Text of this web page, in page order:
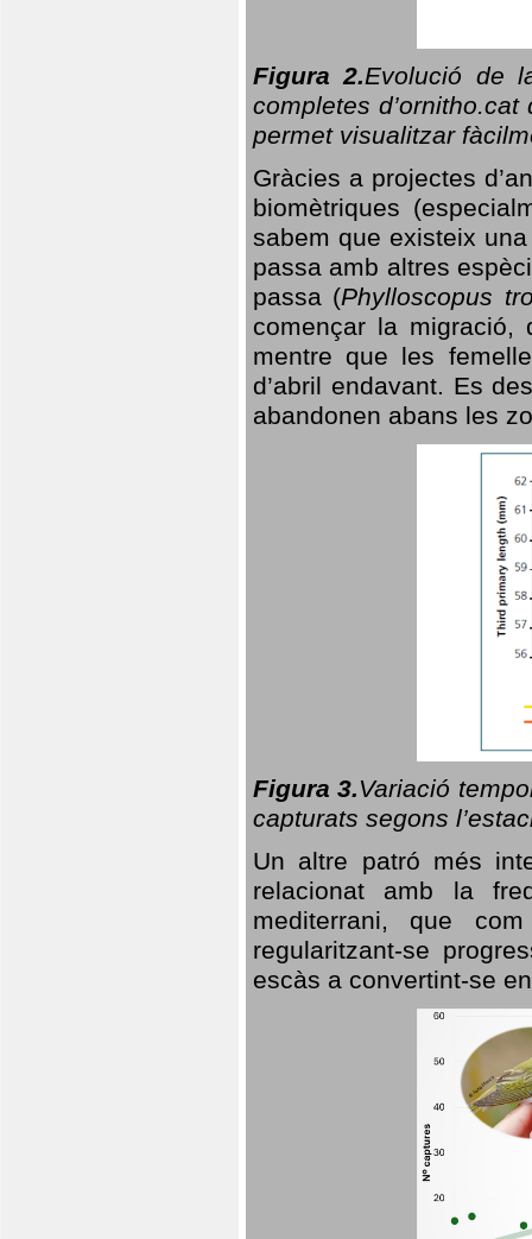
Figura 2.Evolució de
completes
permet visualitzar
Gràcies a projectes
biomètriques
sabem que existeix
passa amb altres
passa (Phylloscopus
començar la migració,
mentre que les
d’abril endavant. Es
abandonen abans les
Figura 3.Variació
capturats segons
Un altre patró més
relacionat amb la
mediterrani, que
regularitzant-se
escàs a convertint-se